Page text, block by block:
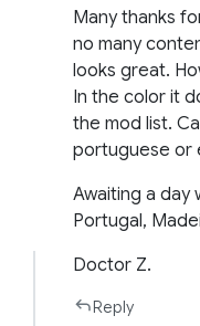
Many thanks
no many
looks great.
In the color it
the mod list.
portuguese or
Awaiting a day
Portugal,
Doctor Z.
Reply